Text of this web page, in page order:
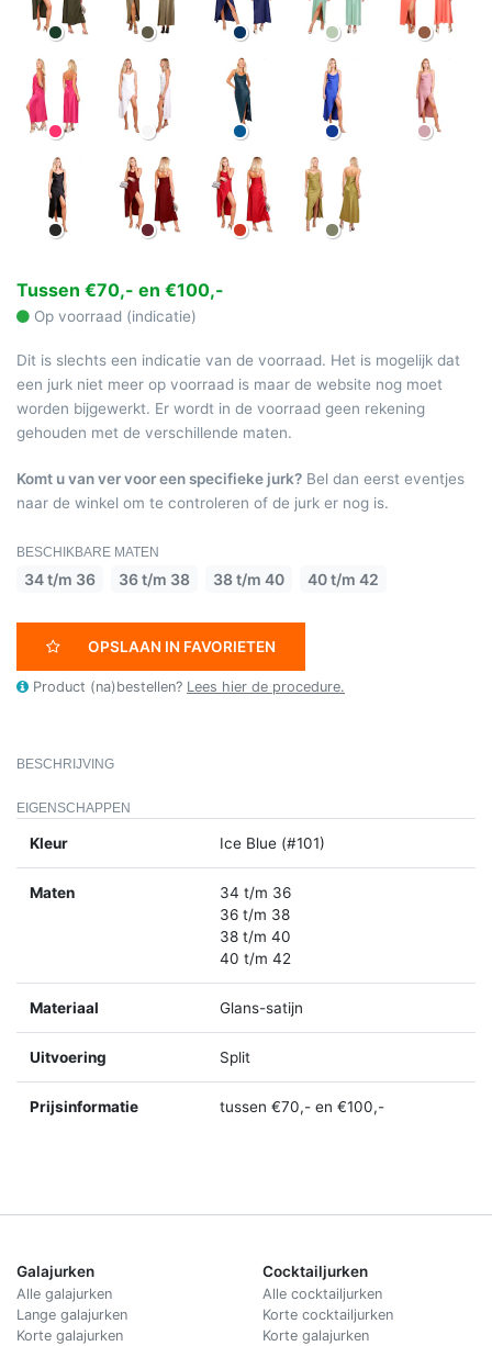
Tussen €70,- en €100,-
Op voorraad (indicatie)
Dit is slechts een indicatie van de voorraad. Het is mogelijk dat
een jurk niet meer op voorraad is maar de website nog moet
worden bijgewerkt. Er wordt in de voorraad geen rekening
gehouden met de verschillende maten.
Komt u van ver voor een specifieke jurk? Bel dan eerst eventjes
naar de winkel om te controleren of de jurk er nog is.
BESCHIKBARE MATEN
34 t/m 36 36 t/m 38 38 t/m 40 40 t/m 42
OPSLAAN IN FAVORIETEN
Product (na)bestellen? Lees hier de procedure.
BESCHRIJVING
EIGENSCHAPPEN
Kleur Ice Blue (#101)
Maten
34 t/m 36
36 t/m 38
38 t/m 40
40 t/m 42
Materiaal Glans-satijn
Uitvoering Split
Prijsinformatie tussen €70,- en €100,-
Galajurken
Alle galajurken
Lange galajurken
Korte galajurken
Cocktailjurken
Alle cocktailjurken
Korte cocktailjurken
Korte galajurken